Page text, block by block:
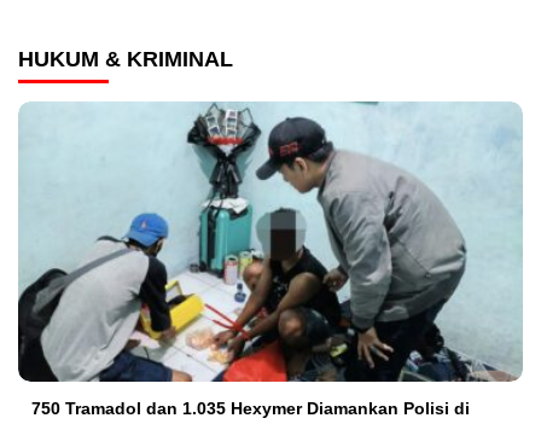
HUKUM & KRIMINAL
750 Tramadol dan 1.035 Hexymer Diamankan Polisi di